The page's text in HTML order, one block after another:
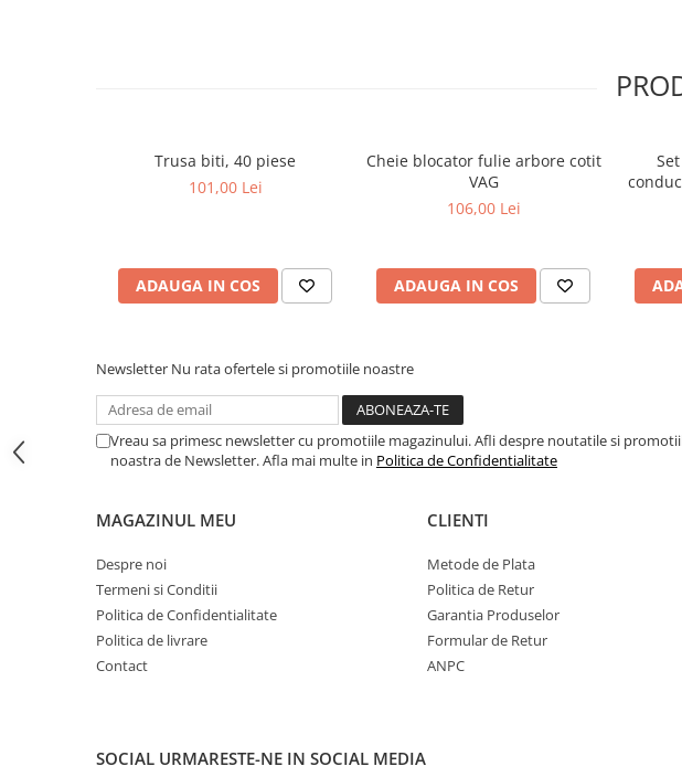
Scule pneumatice
Pistoale pneumatice
Alte Scule Pneumatice
Biax & slefuitor
Pulverizatoare cu aer
Sisteme de Ridicare
Trusa biti, 40 piese
101,00 Lei
ADAUGA IN COS
Cheie blocator fulie arbore cotit
VAG
106,00 Lei
ADAUGA IN COS
Newsletter Nu rata ofertele si promotiile noastre
Vreau sa primesc newsletter cu promotiile magazinului. Afli despre noutatile si
noastra de Newsletter. Afla mai multe in Politica de Confidentialitate
MAGAZINUL MEU
Despre noi
Termeni si Conditii
Politica de Confidentialitate
Politica de livrare
Contact
CLIENTI
Metode de Plata
Politica de Retur
Garantia Produselor
Formular de Retur
ANPC
SOCIAL URMARESTE-NE IN SOCIAL MEDIA